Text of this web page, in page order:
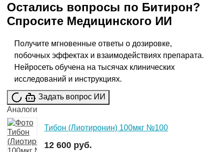
Остались вопросы по Битирон?
Спросите Медицинского ИИ
Получите мгновенные ответы о дозировке,
побочных эффектах и взаимодействиях препарата.
Нейросеть обучена на тысячах клинических
исследований и инструкциях.
Задать вопрос ИИ
Аналоги
Тибон (Лиотиронин) 100мкг №100
12 600 руб.